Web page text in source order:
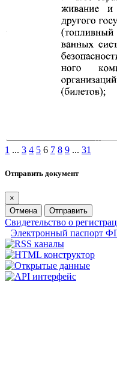
1 ... 3 4 5 6 7 8 9 ... 31
Отправить документ
×
Отмена
Отправить
Свидетельство о
Электронный паспорт